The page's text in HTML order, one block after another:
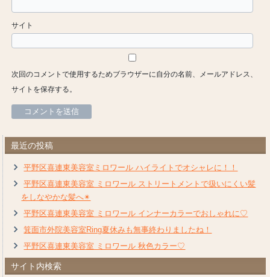
サイト
次回のコメントで使用するためブラウザーに自分の名前、メールアドレス、
サイトを保存する。
最近の投稿
平野区喜連東美容室ミロワール ハイライトでオシャレに！！
平野区喜連東美容室 ミロワール ストリートメントで扱いにくい髪
をしなやかな髪へ✴︎
平野区喜連東美容室 ミロワール インナーカラーでおしゃれに♡
箕面市外院美容室Ring夏休みも無事終わりましたね！
平野区喜連東美容室 ミロワール 秋色カラー♡
サイト内検索